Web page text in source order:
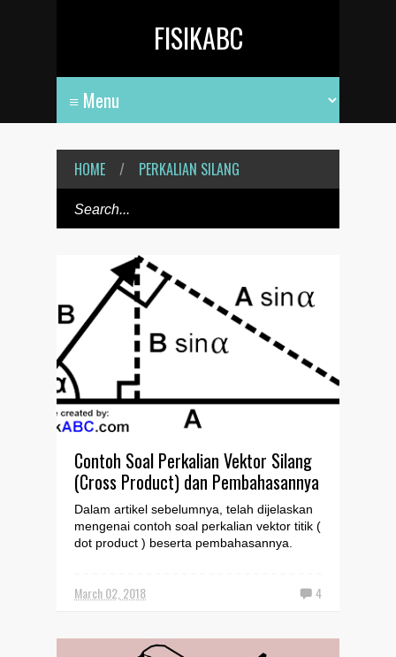
FISIKABC
HOME / PERKALIAN SILANG
Contoh Soal Perkalian Vektor Silang
(Cross Product) dan Pembahasannya
Dalam artikel sebelumnya, telah dijelaskan
mengenai contoh soal perkalian vektor titik (
dot product ) beserta pembahasannya.
March 02, 2018 4